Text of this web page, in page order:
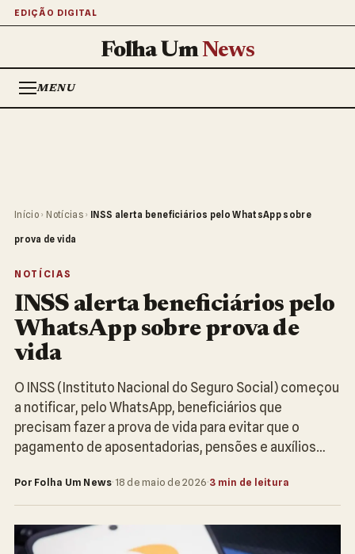
EDIÇÃO DIGITAL
Folha UmNews
MENU
Início › Notícias › INSS alerta beneficiários pelo WhatsApp sobre
prova de vida
NOTÍCIAS
INSS alerta beneficiários pelo
WhatsApp sobre prova de
vida
O INSS (Instituto Nacional do Seguro Social) começou
a notificar, pelo WhatsApp, beneficiários que
precisam fazer a prova de vida para evitar que o
pagamento de aposentadorias, pensões e auxílios…
Por Folha Um News· 18 de maio de 2026·3 min de leitura